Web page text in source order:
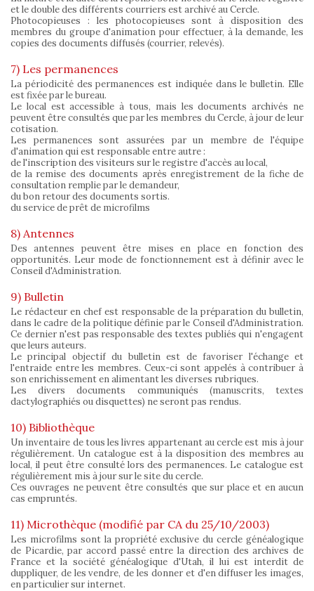
et le double des différents courriers est archivé au Cercle.
Photocopieuses : les photocopieuses sont à disposition des
membres du groupe d'animation pour effectuer, à la demande, les
copies des documents diffusés (courrier, relevés).
7) Les permanences
La périodicité des permanences est indiquée dans le bulletin. Elle
est fixée par le bureau.
Le local est accessible à tous, mais les documents archivés ne
peuvent être consultés que par les membres du Cercle, à jour de leur
cotisation.
Les permanences sont assurées par un membre de l'équipe
d'animation qui est responsable entre autre :
de l'inscription des visiteurs sur le registre d'accès au local,
de la remise des documents après enregistrement de la fiche de
consultation remplie par le demandeur,
du bon retour des documents sortis.
du service de prêt de microfilms
8) Antennes
Des antennes peuvent être mises en place en fonction des
opportunités. Leur mode de fonctionnement est à définir avec le
Conseil d'Administration.
9) Bulletin
Le rédacteur en chef est responsable de la préparation du bulletin,
dans le cadre de la politique définie par le Conseil d'Administration.
Ce dernier n'est pas responsable des textes publiés qui n'engagent
que leurs auteurs.
Le principal objectif du bulletin est de favoriser l'échange et
l'entraide entre les membres. Ceux-ci sont appelés à contribuer à
son enrichissement en alimentant les diverses rubriques.
Les divers documents communiqués (manuscrits, textes
dactylographiés ou disquettes) ne seront pas rendus.
10) Bibliothèque
Un inventaire de tous les livres appartenant au cercle est mis à jour
régulièrement. Un catalogue est à la disposition des membres au
local, il peut être consulté lors des permanences. Le catalogue est
régulièrement mis à jour sur le site du cercle.
Ces ouvrages ne peuvent être consultés que sur place et en aucun
cas empruntés.
11) Microthèque (modifié par CA du 25/10/2003)
Les microfilms sont la propriété exclusive du cercle généalogique
de Picardie, par accord passé entre la direction des archives de
France et la société généalogique d'Utah, il lui est interdit de
duppliquer, de les vendre, de les donner et d'en diffuser les images,
en particulier sur internet.